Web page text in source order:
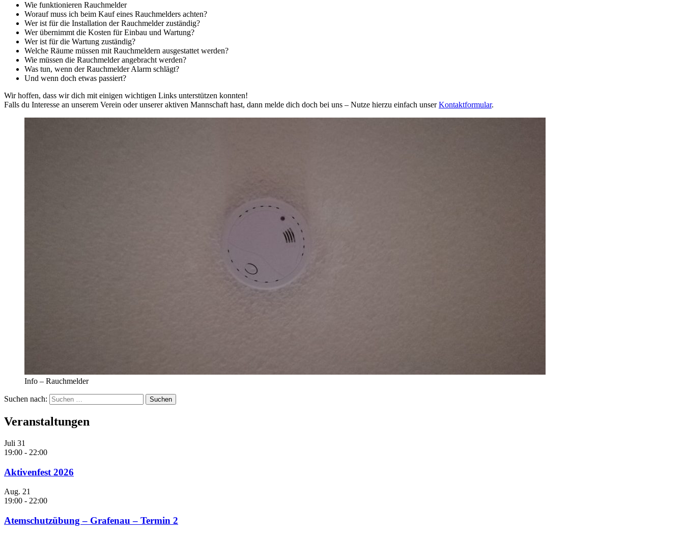
Wie funktionieren Rauchmelder
Worauf muss ich beim Kauf eines Rauchmelders achten?
Wer ist für die Installation der Rauchmelder zuständig?
Wer übernimmt die Kosten für Einbau und Wartung?
Wer ist für die Wartung zuständig?
Welche Räume müssen mit Rauchmeldern ausgestattet werden?
Wie müssen die Rauchmelder angebracht werden?
Was tun, wenn der Rauchmelder Alarm schlägt?
Und wenn doch etwas passiert?
Wir hoffen, dass wir dich mit einigen wichtigen Links unterstützen konnten!
Falls du Interesse an unserem Verein oder unserer aktiven Mannschaft hast, dann melde dich doch bei uns – Nutze hierzu einfach unserKontaktformular.
Info – Rauchmelder
Suchen nach:
Veranstaltungen
Juli 31
19:00 - 22:00
Aktivenfest 2026
Aug. 21
19:00 - 22:00
Atemschutzübung – Grafenau – Termin 2